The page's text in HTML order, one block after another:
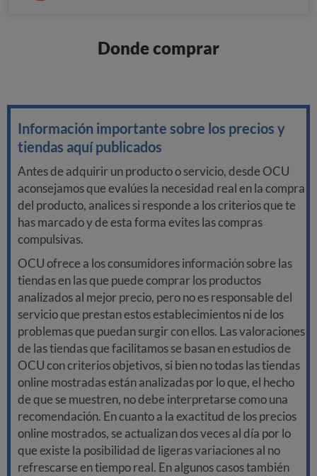
Donde comprar
Información importante sobre los precios y
tiendas aquí publicados
Antes de adquirir un producto o servicio, desde OCU
aconsejamos que evalúes la necesidad real en la compra
del producto, analices si responde a los criterios que te
has marcado y de esta forma evites las compras
compulsivas.
OCU ofrece a los consumidores información sobre las
tiendas en las que puede comprar los productos
analizados al mejor precio, pero no es responsable del
servicio que prestan estos establecimientos ni de los
problemas que puedan surgir con ellos. Las valoraciones
de las tiendas que facilitamos se basan en estudios de
OCU con criterios objetivos, si bien no todas las tiendas
online mostradas están analizadas por lo que, el hecho
de que se muestren, no debe interpretarse como una
recomendación. En cuanto a la exactitud de los precios
online mostrados, se actualizan dos veces al día por lo
que existe la posibilidad de ligeras variaciones al no
refrescarse en tiempo real. En algunos casos también